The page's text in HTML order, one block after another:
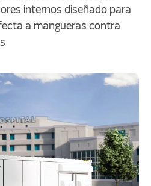
internos diseñado para
a mangueras contra